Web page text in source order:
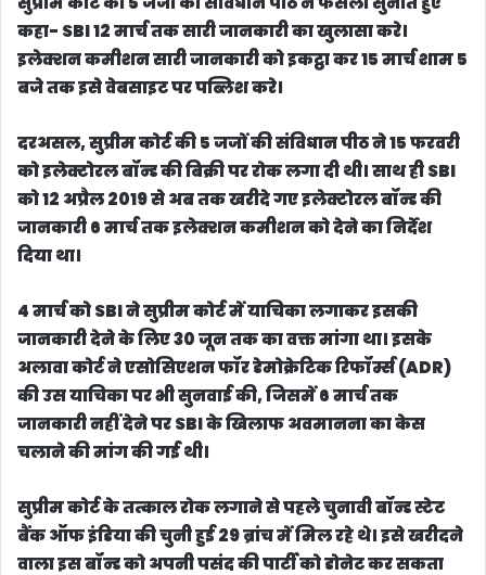
कहा- SBI 12 मार्च तक सारी जानकारी का खुलासा करे।
इलेक्शन कमीशन सारी जानकारी को इकट्ठा कर 15 मार्च शाम 5
बजे तक इसे वेबसाइट पर पब्लिश करे।
दरअसल, सुप्रीम कोर्ट की 5 जजों की संविधान पीठ ने 15 फरवरी
को इलेक्टोरल बॉन्ड की बिक्री पर रोक लगा दी थी। साथ ही SBI
को 12 अप्रैल 2019 से अब तक खरीदे गए इलेक्टोरल बॉन्ड की
जानकारी 6 मार्च तक इलेक्शन कमीशन को देने का निर्देश
दिया था।
4 मार्च को SBI ने सुप्रीम कोर्ट में याचिका लगाकर इसकी
जानकारी देने के लिए 30 जून तक का वक्त मांगा था। इसके
अलावा कोर्ट ने एसोसिएशन फॉर डेमोक्रेटिक रिफॉर्म्स (ADR)
की उस याचिका पर भी सुनवाई की, जिसमें 6 मार्च तक
जानकारी नहीं देने पर SBI के खिलाफ अवमानना का केस
चलाने की मांग की गई थी।
सुप्रीम कोर्ट के तत्काल रोक लगाने से पहले चुनावी बॉन्ड स्टेट
बैंक ऑफ इंडिया की चुनी हुई 29 ब्रांच में मिल रहे थे। इसे खरीदने
वाला इस बॉन्ड को अपनी पसंद की पार्टी को डोनेट कर सकता